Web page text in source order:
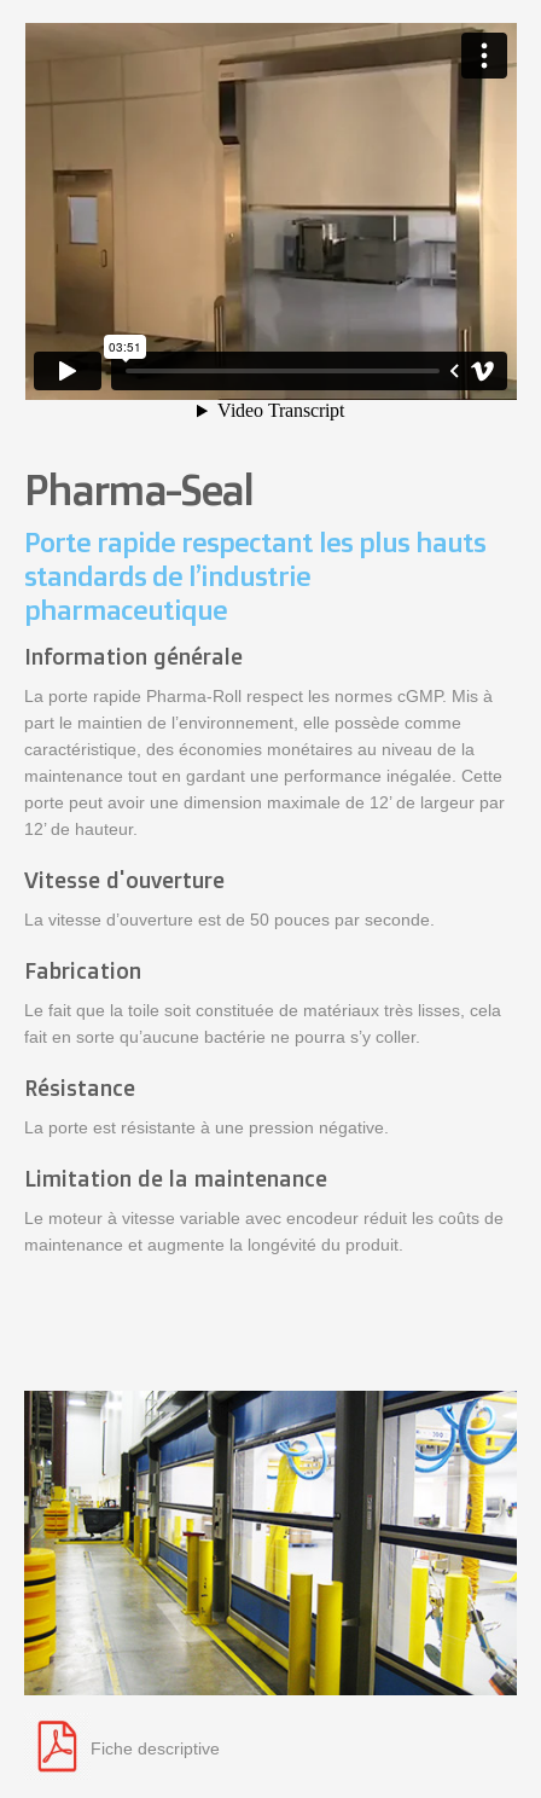
Pharma-Seal
Porte rapide respectant les plus hauts
standards de l’industrie
pharmaceutique
Information générale
La porte rapide Pharma-Roll respect les normes cGMP. Mis à
part le maintien de l’environnement, elle possède comme
caractéristique, des économies monétaires au niveau de la
maintenance tout en gardant une performance inégalée. Cette
porte peut avoir une dimension maximale de 12’ de largeur par
12’ de hauteur.
Vitesse d'ouverture
La vitesse d’ouverture est de 50 pouces par seconde.
Fabrication
Le fait que la toile soit constituée de matériaux très lisses, cela
fait en sorte qu’aucune bactérie ne pourra s’y coller.
Résistance
La porte est résistante à une pression négative.
Limitation de la maintenance
Le moteur à vitesse variable avec encodeur réduit les coûts de
maintenance et augmente la longévité du produit.
Fiche descriptive